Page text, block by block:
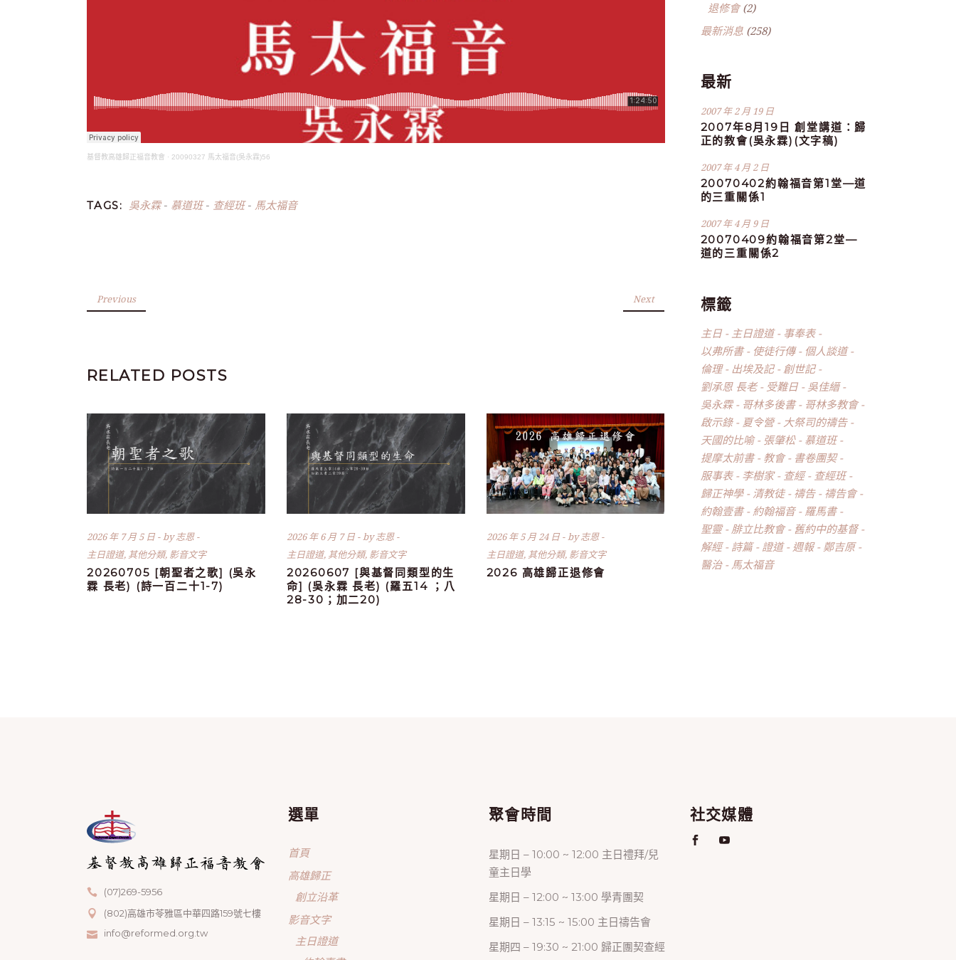
基督教高雄歸正福音教會 · 20090327 馬太福音(吳永霖)56
TAGS: 吳永霖- 慕道班- 查經班- 馬太福音
Previous Next
RELATED POSTS
2026 年 7 月 5 日 by志恩
主日證道, 其他分類, 影音文字
20260705 [朝聖者之歌] (吳永
霖 長老) (詩一百二十1-7)
2026 年 6 月 7 日 by志恩
主日證道, 其他分類, 影音文字
20260607 [與基督同類型的生
命] (吳永霖 長老) (羅五14 ；八
28-30；加二20)
2026 年 5 月 24 日 by志恩
主日證道, 其他分類, 影音文字
2026 高雄歸正退修會
退修會(2)
最新消息(258)
最新
2007 年 2 月 19 日
2007年8月19日 創堂講道：歸
正的教會(吳永霖)(文字稿)
2007 年 4 月 2 日
20070402約翰福音第1堂—道
的三重關係1
2007 年 4 月 9 日
20070409約翰福音第2堂—
道的三重關係2
標籤
主日 主日證道
事奉表
以弗所書
使徒行傳
個人談道
倫理
出埃及記
創世記
劉承恩 長老
受難日
吳佳縉
吳永霖
哥林多後書
哥林多教會
啟示錄
夏令營
大祭司的禱告
天國的比喻
張肇松
慕道班
提摩太前書
教會
書卷團契
服事表
李樹家 查經
查經班
歸正神學
清教徒 禱告
禱告會
約翰壹書
約翰福音
羅馬書
聖靈
腓立比教會
舊約中的基督
解經
詩篇 證道 週報
鄭吉原
醫治
馬太福音
(07)269-5956
(802)高雄市苓雅區中華四路159號七樓
info@reformed.org.tw
選單
首頁
高雄歸正
創立沿革
影音文字
主日證道
聚會時間
星期日 – 10:00 ~ 12:00 主日禮拜/兒
童主日學
星期日 – 12:00 ~ 13:00 學青團契
星期日 – 13:15 ~ 15:00 主日禱告會
星期四 – 19:30 ~ 21:00 歸正團契查經
社交媒體